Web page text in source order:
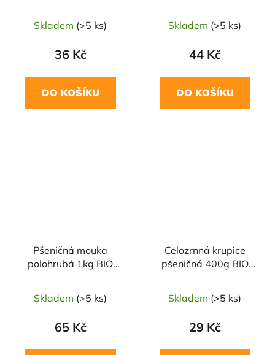
Skladem (>5 ks)
36 Kč
DO KOŠÍKU
Skladem (>5 ks)
44 Kč
DO KOŠÍKU
Pšeničná mouka
polohrubá 1kg BIO
Skladem (>5 ks)
65 Kč
Celozrnná krupice
pšeničná 400g BIO
Skladem (>5 ks)
29 Kč